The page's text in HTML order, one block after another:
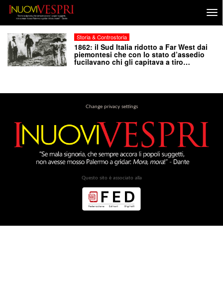
Storia & Controstoria
1862: il Sud Italia ridotto a Far West dai
piemontesi che con lo stato d’assedio
fucilavano chi gli capitava a tiro…
Change privacy settings
Questo sito è associato alla